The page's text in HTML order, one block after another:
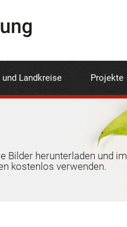
Landkreise Projekte
Bilder herunterladen und im
kostenlos verwenden.